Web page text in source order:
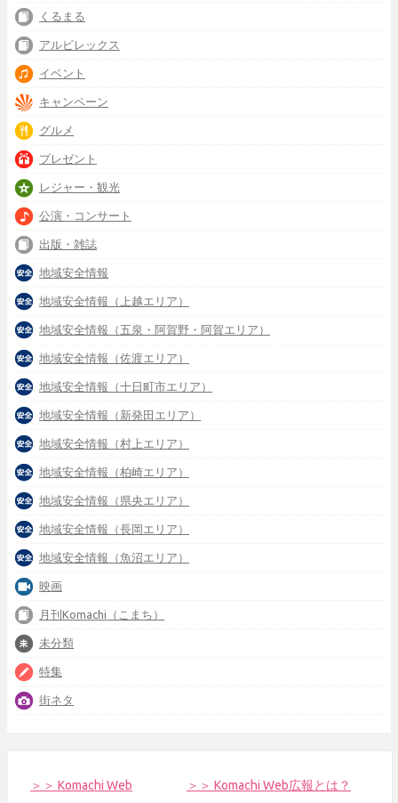
くるまる
アルビレックス
イベント
キャンペーン
グルメ
プレゼント
レジャー・観光
公演・コンサート
出版・雑誌
地域安全情報
地域安全情報（上越エリア）
地域安全情報（五泉・阿賀野・阿賀エリア）
地域安全情報（佐渡エリア）
地域安全情報（十日町市エリア）
地域安全情報（新発田エリア）
地域安全情報（村上エリア）
地域安全情報（柏崎エリア）
地域安全情報（県央エリア）
地域安全情報（長岡エリア）
地域安全情報（魚沼エリア）
映画
月刊Komachi（こまち）
未分類
特集
街ネタ
＞＞ Komachi Web ＞＞ Komachi Web広報とは？